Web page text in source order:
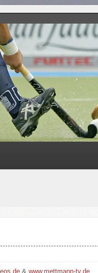
&www.mettmann-tv.de